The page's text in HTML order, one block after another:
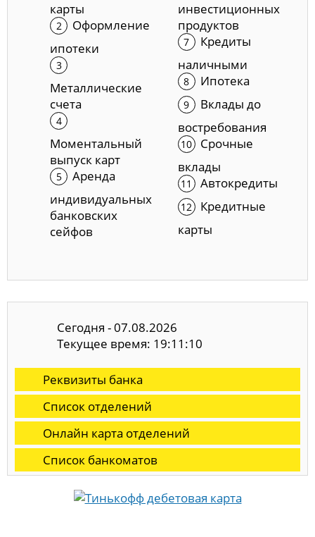
карты
Оформление
ипотеки
Металлические
счета
Моментальный
выпуск карт
Аренда
индивидуальных
банковских
сейфов
инвестиционных
продуктов
Кредиты
наличными
Ипотека
Вклады до
востребования
Срочные
вклады
Автокредиты
Кредитные
карты
Сегодня - 07.08.2026
Текущее время: 19:11:11
Реквизиты банка
Список отделений
Онлайн карта отделений
Список банкоматов